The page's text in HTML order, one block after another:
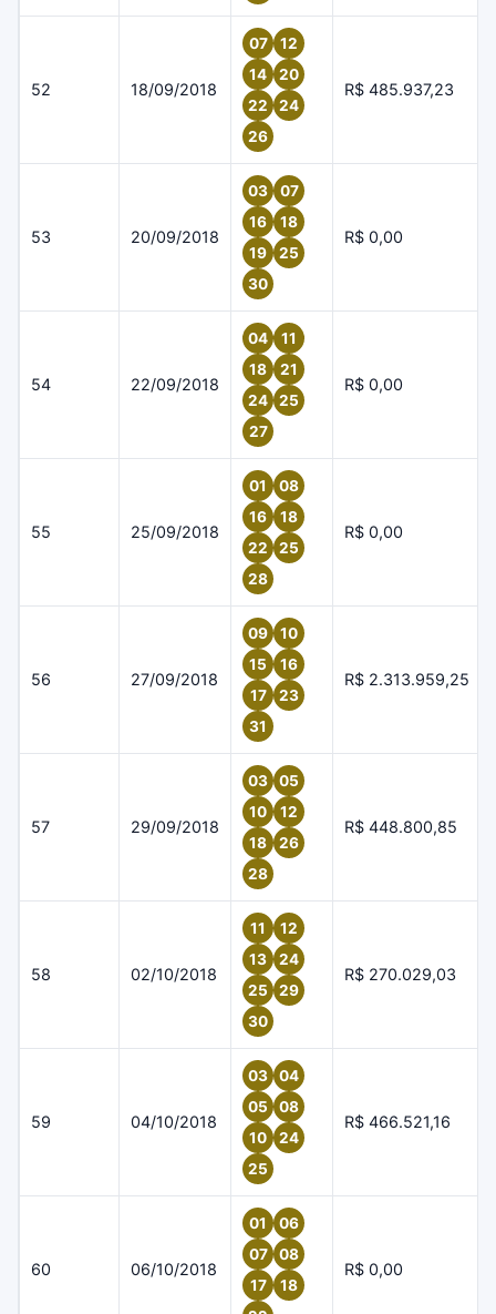
52 18/09/2018
07
12
14
20
22
24
26
R$ 485.937,23
53 20/09/2018
03
07
16
18
19
25
30
R$ 0,00
54 22/09/2018
04
11
18
21
24
25
27
R$ 0,00
55 25/09/2018
01
08
16
18
22
25
28
R$ 0,00
56 27/09/2018
09
10
15
16
17
23
31
R$ 2.313.959,25
57 29/09/2018
03
05
10
12
18
26
28
R$ 448.800,85
58 02/10/2018
11
12
13
24
25
29
30
R$ 270.029,03
59 04/10/2018
03
04
05
08
10
24
25
R$ 466.521,16
60 06/10/2018
01
06
07
08
17
18
R$ 0,00